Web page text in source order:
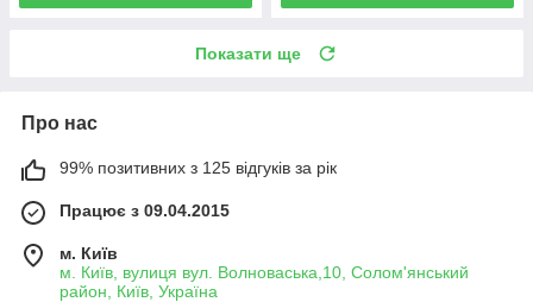
Показати ще
Про нас
99% позитивних з 125 відгуків за рік
Працює з 09.04.2015
м. Київ
м. Київ, вулиця вул. Волноваська,10, Солом'янський
район, Київ, Україна